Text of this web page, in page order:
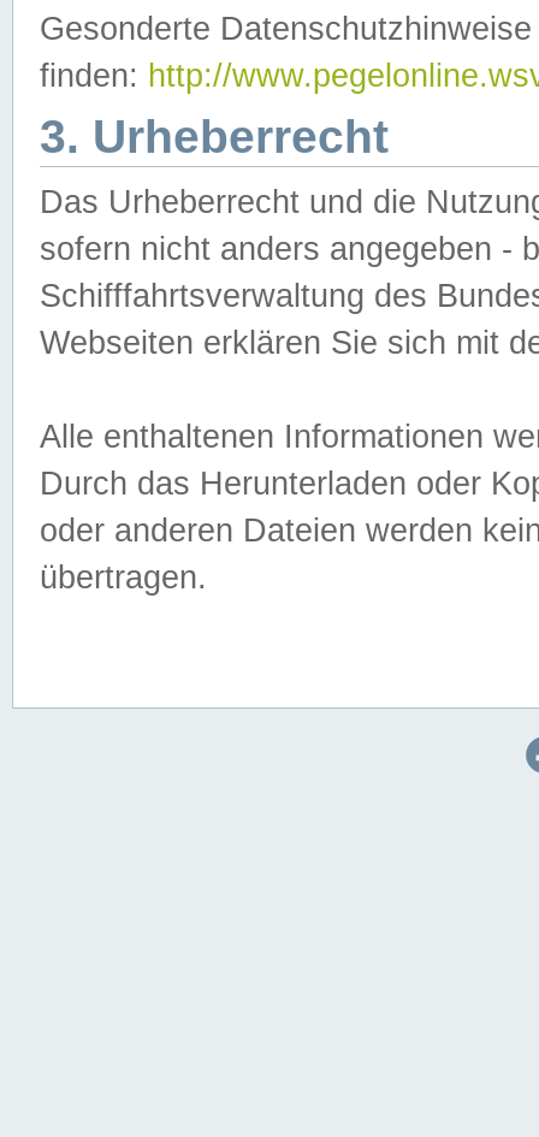
Gesonderte
finden: http://
3. Urheberrecht
Das Urheberrecht und die
sofern nicht anders angegeben -
Schifffahrtsverwaltung des
Webseiten erklären Sie sich mit
Alle enthaltenen Informationen
Durch das Herunterladen oder
oder anderen Dateien werden
übertragen.